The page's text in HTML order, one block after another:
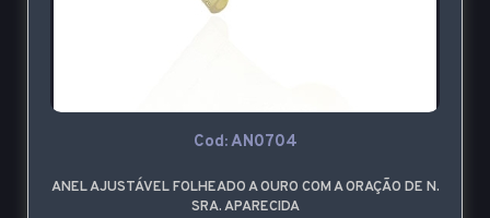
Cod: AN0704
ANEL AJUSTÁVEL FOLHEADO A OURO COM A ORAÇÃO DE N.
SRA. APARECIDA